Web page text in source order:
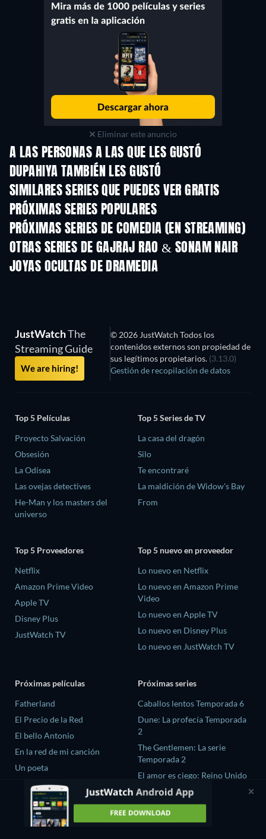
Eliminar este anuncio
A LAS PERSONAS A LAS QUE LES GUSTÓ
DUPAHIYA TAMBIÉN LES GUSTÓ
SIMILARES SERIES QUE PUEDES VER GRATIS
TV TV
PRÓXIMAS SERIES POPULARES
TV
PRÓXIMAS SERIES DE COMEDIA (EN STREAMING)
Temporada 6 Temporada 2
OTRAS SERIES DE GAJRAJ RAO & SONAM NAIR
TV
JOYAS OCULTAS DE DRAMEDIA
TV
JustWatchThe
Streaming Guide
We are hiring!
© 2026 JustWatch Todos los
contenidos externos son propiedad de
sus legítimos propietarios. (3.13.0)
Gestión de recopilación de datos
Top 5 Películas
Proyecto Salvación
Obsesión
La Odisea
Las ovejas detectives
He-Man y los masters del
universo
Top 5 Series de TV
La casa del dragón
Silo
Te encontraré
La maldición de Widow's Bay
From
Top 5 Proveedores
Netflix
Amazon Prime Video
Apple TV
Disney Plus
JustWatch TV
Top 5 nuevo en proveedor
Lo nuevo en Netflix
Lo nuevo en Amazon Prime
Video
Lo nuevo en Apple TV
Lo nuevo en Disney Plus
Lo nuevo en JustWatch TV
Próximas películas
Fatherland
El Precio de la Red
El bello Antonio
En la red de mi canción
Un poeta
Próximas series
Caballos lentos Temporada 6
Dune: La profecía Temporada
2
The Gentlemen: La serie
Temporada 2
El amor es ciego: Reino Unido
Temporada 3
Fuego Ardiente season-1